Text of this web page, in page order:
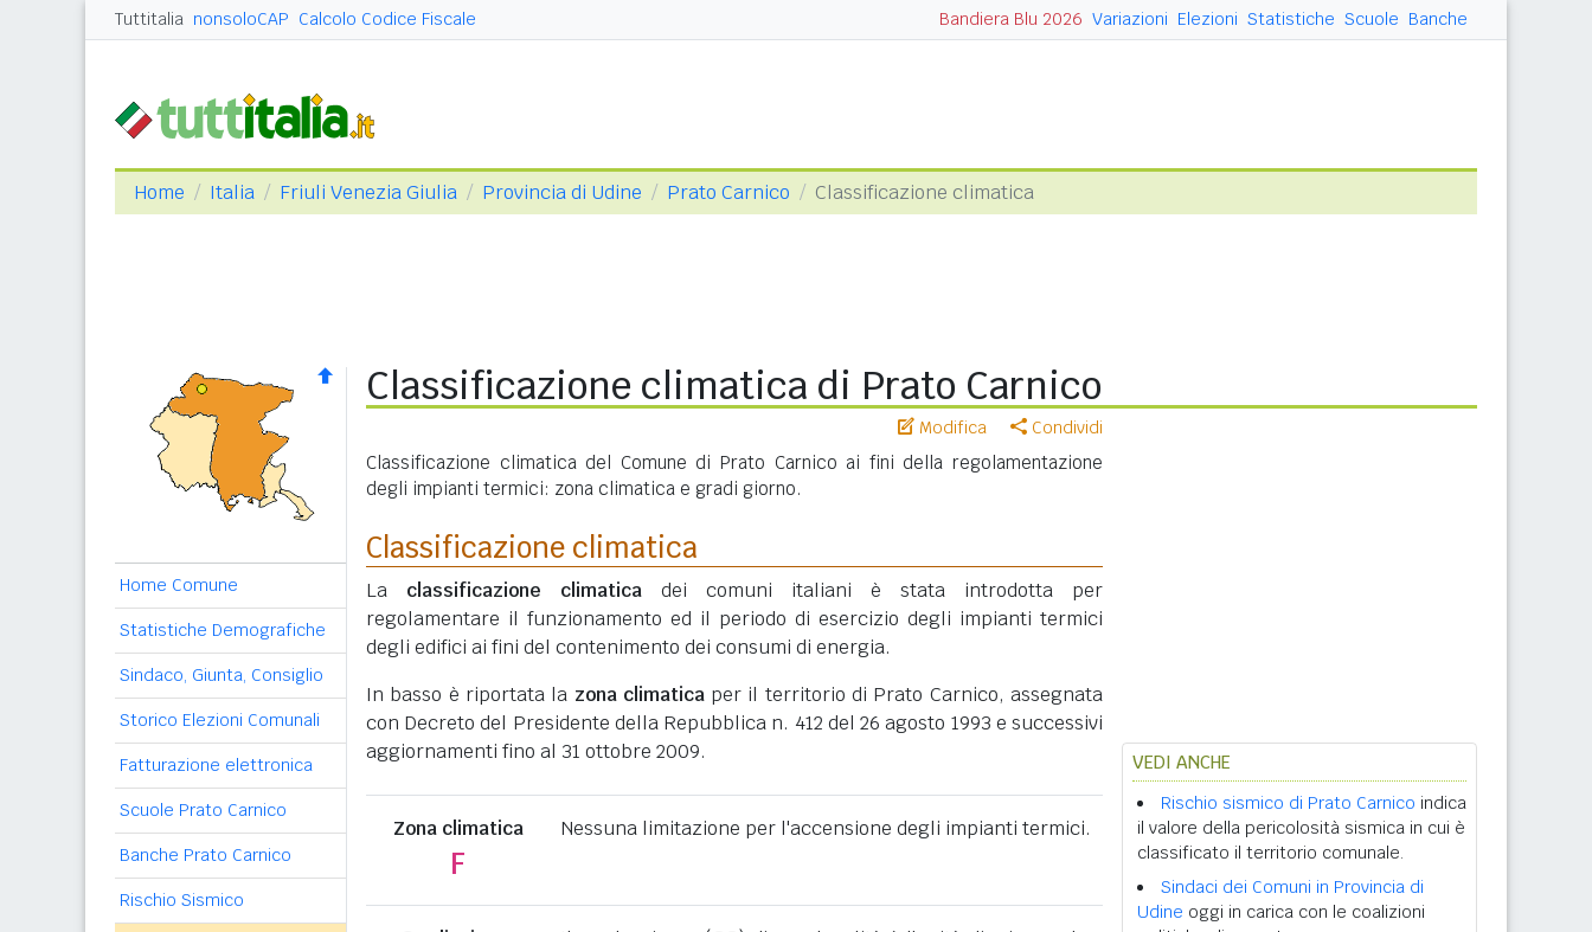
Tuttitalia nonsoloCAP Calcolo Codice Fiscale Bandiera Blu 2026 Variazioni Elezioni Statistiche Scuole Banche
Home Italia Friuli Venezia Giulia Provincia di Udine Prato Carnico Classificazione climatica
Home Comune
Statistiche Demografiche
Sindaco, Giunta, Consiglio
Storico Elezioni Comunali
Fatturazione elettronica
Scuole Prato Carnico
Banche Prato Carnico
Rischio Sismico
Classificazione climatica di Prato Carnico
Modifica Condividi
Classificazione climatica del Comune di Prato Carnico ai fini della regolamentazione
degli impianti termici: zona climatica e gradi giorno.
Classificazione climatica
La classificazione climatica dei comuni italiani è stata introdotta per
regolamentare il funzionamento ed il periodo di esercizio degli impianti termici
degli edifici ai fini del contenimento dei consumi di energia.
In basso è riportata la zona climaticaper il territorio di Prato Carnico, assegnata
con Decreto del Presidente della Repubblica n. 412 del 26 agosto 1993 e successivi
aggiornamenti fino al 31 ottobre 2009.
Zona climatica
F
Nessuna limitazione per l'accensione degli impianti termici.
VEDI ANCHE
Rischio sismico di Prato Carnico indica
il valore della pericolosità sismica in cui è
classificato il territorio comunale.
Sindaci dei Comuni in Provincia di
Udine oggi in carica con le coalizioni